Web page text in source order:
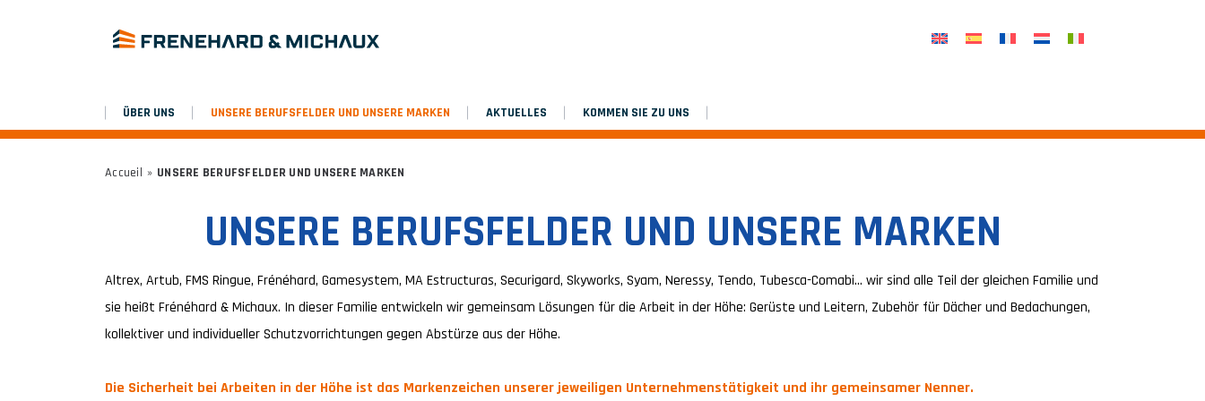
ÜBER UNS UNSERE BERUFSFELDER UND UNSERE MARKEN AKTUELLES KOMMEN SIE ZU UNS
Accueil » UNSERE BERUFSFELDER UND UNSERE MARKEN
UNSERE BERUFSFELDER UND UNSERE MARKEN
Altrex, Artub, FMS Ringue, Frénéhard, Gamesystem, MA Estructuras, Securigard, Skyworks, Syam, Neressy, Tendo, Tubesca-Comabi… wir sind alle Teil der gleichen Familie und
sie heißt Frénéhard & Michaux. In dieser Familie entwickeln wir gemeinsam Lösungen für die Arbeit in der Höhe: Gerüste und Leitern, Zubehör für Dächer und Bedachungen,
kollektiver und individueller Schutzvorrichtungen gegen Abstürze aus der Höhe.
Die Sicherheit bei Arbeiten in der Höhe ist das Markenzeichen unserer jeweiligen Unternehmenstätigkeit und ihr gemeinsamer Nenner.